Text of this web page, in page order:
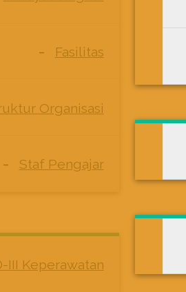
Fasilitas
Organisasi
Staf Pengajar
III Keperawatan